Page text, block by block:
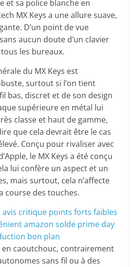
et sa police blanche en
MX Keys a une allure suave,
D’un point de vue
aucun doute d’un clavier
les bureaux.
du MX Keys est
surtout si l’on tient
bas, discret et de son design
supérieure en métal lui
classe et haut de gamme,
que cela devrait être le cas
Conçu pour rivaliser avec
le MX Keys a été conçu
lui confère un aspect et un
mais surtout, cela n’affecte
course des touches.
en caoutchouc, contrairement
sans fil ou à des